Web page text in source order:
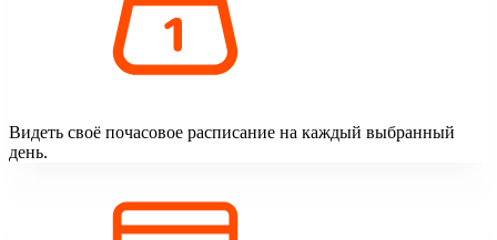
Видеть своё почасовое расписание на каждый выбранный
день.